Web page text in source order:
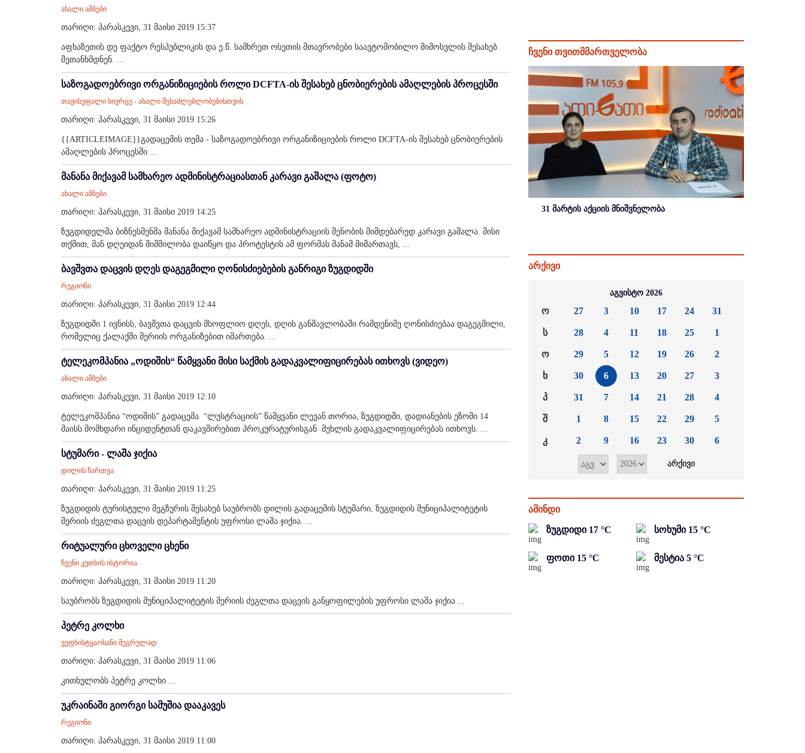
ახალი ამბები
თარიღი: პარასკევი, 31 მაისი 2019 15:37
აფხაზეთის დე ფაქტო რესპუბლიკის და ე.წ. სამხრეთ ოსეთის მთავრობები საავტომობილო მიმოსვლის შესახებ
შეთანხმდნენ. ...
საზოგადოებრივი ორგანიზიციების როლი DCFTA-ის შესახებ ცნობიერების ამაღლების პროცესში
თავისუფალი სივრცე - ახალი შესაძლებლობებისთვის
თარიღი: პარასკევი, 31 მაისი 2019 15:26
{{ARTICLEIMAGE}}გადაცემის თემა - საზოგადოებრივი ორგანიზიციების როლი DCFTA-ის შესახებ ცნობიერების
ამაღლების პროცესში ...
მანანა მიქავამ სამხარეო ადმინისტრაციასთან კარავი გაშალა (ფოტო)
ახალი ამბები
თარიღი: პარასკევი, 31 მაისი 2019 14:25
ზუგდიდელმა ბიზნესმენმა მანანა მიქავამ სამხარეო ადმინისტრაციის შენობის მიმდებარედ კარავი გაშალა. მისი
თქმით, მან დღეიდან შიმშილობა დაიწყო და პროტესტის ამ ფორმას მანამ მიმართავს, ...
ბავშვთა დაცვის დღეს დაგეგმილი ღონისძიებების განრიგი ზუგდიდში
რეგიონი
თარიღი: პარასკევი, 31 მაისი 2019 12:44
ზუგდიდში 1 ივნისს, ბავშვთა დაცვის მსოფლიო დღეს, დღის განმავლობაში რამდენიმე ღონისძიებაა დაგეგმილი,
რომელიც ქალაქში მერიის ორგანიზებით იმართება. ...
ტელეკომპანია „ოდიშის“ წამყვანი მისი საქმის გადაკვალიფიცირებას ითხოვს (ვიდეო)
ახალი ამბები
თარიღი: პარასკევი, 31 მაისი 2019 12:10
ტელეკომპანია “ოდიშის” გადაცემა “ლუსტრაციის” წამყვანი ლევან თორია, ზუგდიდში, დადიანების ეზოში 14
მაისს მომხდარი ინციდენტთან დაკავშირებით პროკურატურისგან მუხლის გადაკვალიფიცირებას ითხოვს. ...
სტუმარი - ლაშა ჯიქია
დილის ჩართვა
თარიღი: პარასკევი, 31 მაისი 2019 11:25
ზუგდიდის ტურისტული მეგზურის შესახებ საუბრობს დილის გადაცემის სტუმარი, ზუგდიდის მუნიციპალიტეტის
მერიის ძეგლთა დაცვის დეპარტამენტის უფროსი ლაშა ჯიქია. ...
რიტუალური ცხოველი ცხენი
ჩვენი კუთხის ისტორია
თარიღი: პარასკევი, 31 მაისი 2019 11:20
საუბრობს ზუგდიდის მუნიციპალიტეტის მერიის ძეგლთა დაცვის განყოფილების უფროსი ლაშა ჯიქია ...
პეტრე კოლხი
ვეფხისტყაოსანი მეგრულად
თარიღი: პარასკევი, 31 მაისი 2019 11:06
კითხულობს პეტრე კოლხი ...
უკრაინაში გიორგი სამუშია დააკავეს
რეგიონი
თარიღი: პარასკევი, 31 მაისი 2019 11:00
ჩვენი თვითმმართველობა
31 მარტის აქციის მნიშვნელობა
არქივი
აგვისტო 2026
ო
ს
ო
ხ
პ
შ
კ
27
28
29
30
31
1
2
3
4
5
6
7
8
9
10
11
12
13
14
15
16
17
18
19
20
21
22
23
24
25
26
27
28
29
30
31
1
2
3
4
5
6
ამინდი
ზუგდიდი 17 °C სოხუმი 15 °C
ფოთი 15 °C მესტია 5 °C